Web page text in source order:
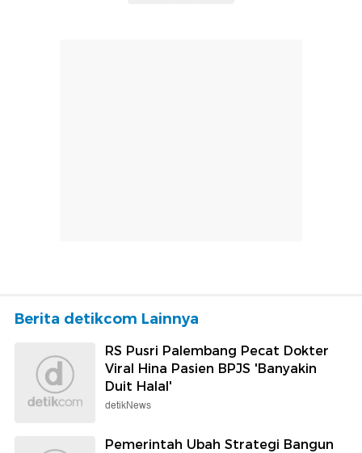
Berita detikcom Lainnya
RS Pusri Palembang Pecat Dokter
Viral Hina Pasien BPJS 'Banyakin
Duit Halal'
detikNews
Pemerintah Ubah Strategi Bangun